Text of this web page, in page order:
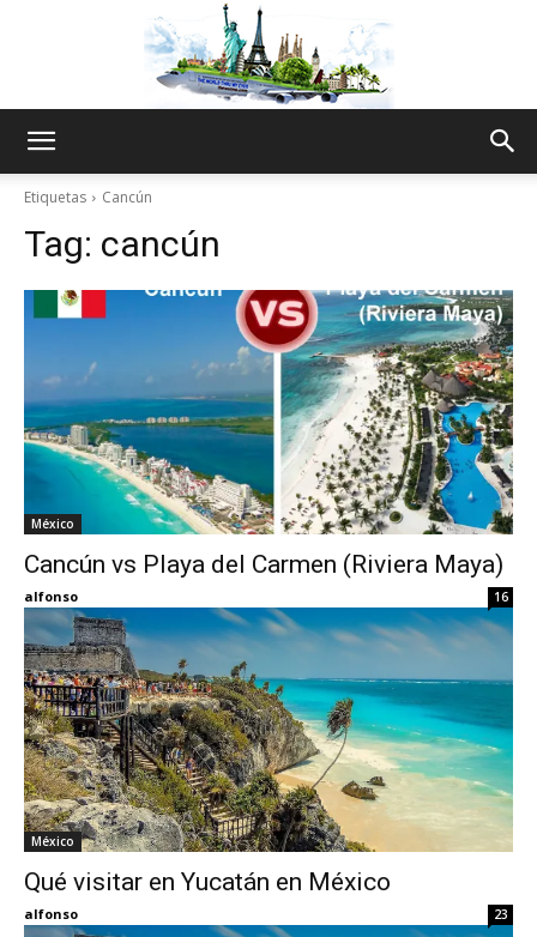
Thru
Etiquetas Cancún
Tag: cancún
México
Cancún vs Playa del Carmen (Riviera Maya)
alfonso 16
México
Qué visitar en Yucatán en México
alfonso 23